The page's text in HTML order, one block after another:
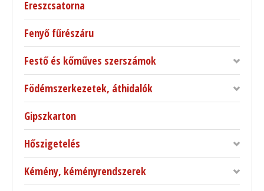
Ereszcsatorna
Fenyő fűrészáru
Festő és kőműves szerszámok
Födémszerkezetek, áthidalók
Gipszkarton
Hőszigetelés
Kémény, kéményrendszerek